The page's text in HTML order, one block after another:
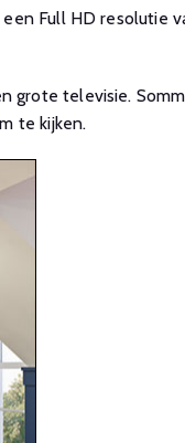
Full HD resolutie
grote televisie.
te kijken.